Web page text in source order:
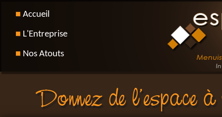
Accueil
L'Entreprise
Nos Atouts